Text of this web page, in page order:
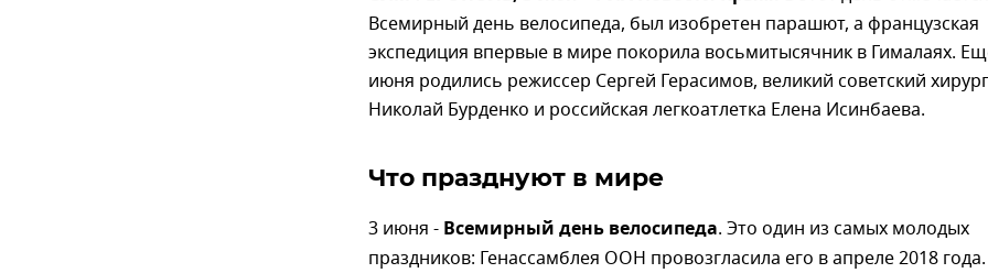
Всемирный день велосипеда, был изобретен парашют, а французская
экспедиция впервые в мире покорила восьмитысячник в Гималаях.
июня родились режиссер Сергей Герасимов, великий советский хирург
Николай Бурденко и российская легкоатлетка Елена Исинбаева.
Что празднуют в мире
3 июня - Всемирный день велосипеда. Это один из самых молодых
праздников: Генассамблея ООН провозгласила его в апреле 2018 года.